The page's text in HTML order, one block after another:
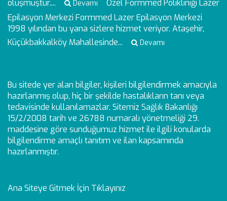
oluşmuştur....
Devamı
Özel Formmed Polikliniği Lazer
Epilasyon Merkezi Formmed Lazer Epilasyon Merkezi
1998 yılından bu yana sizlere hizmet veriyor. Ataşehir,
Küçükbakkalköy Mahallesinde...
Devamı
Bu sitede yer alan bilgiler, kişileri bilgilendirmek amacıyla
hazırlanmış olup, hiç bir şekilde hastalıkların tanı veya
tedavisinde kullanılamazlar. Sitemiz Sağlık Bakanlığı
15/2/2008 tarih ve 26788 numaralı yönetmeliği 29.
maddesine göre sunduğumuz hizmet ile ilgili konularda
bilgilendirme amaçlı tanıtım ve ilan kapsamında
hazırlanmıştır.
Ana Siteye Gitmek İçin Tıklayınız